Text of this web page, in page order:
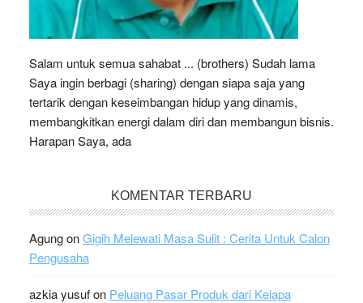
Salam untuk semua sahabat ... (brothers) Sudah lama
Saya ingin berbagi (sharing) dengan siapa saja yang
tertarik dengan keseimbangan hidup yang dinamis,
membangkitkan energi dalam diri dan membangun bisnis.
Harapan Saya, ada
KOMENTAR TERBARU
AgungonGigih Melewati Masa Sulit : Cerita Untuk Calon
Pengusaha
azkia yusufon Peluang Pasar Produk dari Kelapa